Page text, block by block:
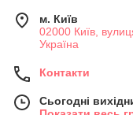
м. Київ
02000 Київ,
Україна
Контакти
Сьогодні